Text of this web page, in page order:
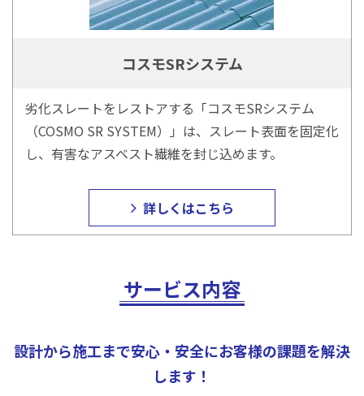
コスモSRシステム
劣化スレートをレストアする「コスモSRシステム
（COSMO SR SYSTEM）」は、スレート表面を固定化
し、有害なアスベスト繊維を封じ込めます。
詳しくはこちら
サービス内容
設計から施工まで安心・安全にお客様の課題を解決
します！